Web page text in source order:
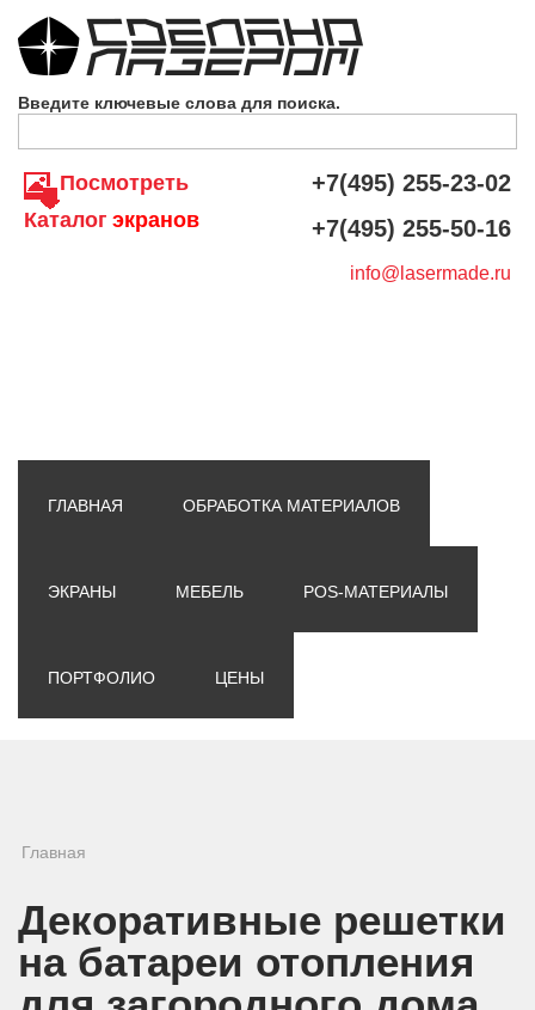
Введите ключевые слова для поиска.
Посмотреть
Каталог экранов
+7(495) 255-23-02
+7(495) 255-50-16
info@lasermade.ru
ГЛАВНАЯ ОБРАБОТКА МАТЕРИАЛОВ
ЭКРАНЫ МЕБЕЛЬ POS-МАТЕРИАЛЫ
ПОРТФОЛИО ЦЕНЫ
Вы здесь
Главная
Декоративные решетки
на батареи отопления